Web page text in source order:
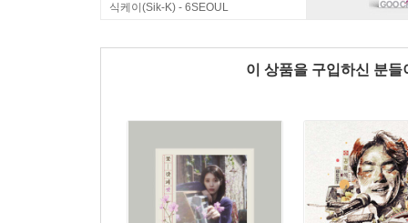
식케이(Sik-K) - 6SEOUL
이 상품을 구입하신 분